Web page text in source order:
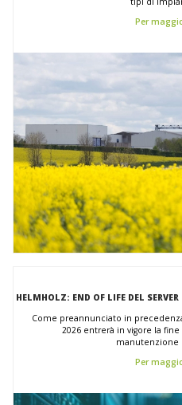
Per
HELMHOLZ: END OF LIFE DEL
Come preannunciato in
2026 entrerà in vigore la
manutenzione
Per